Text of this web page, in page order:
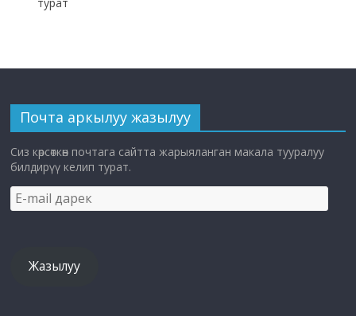
Почта аркылуу жазылуу
Сиз көрсөткөн почтага сайтта жарыяланган макала тууралуу
билдирүү келип турат.
E-
mail
Жазылуу